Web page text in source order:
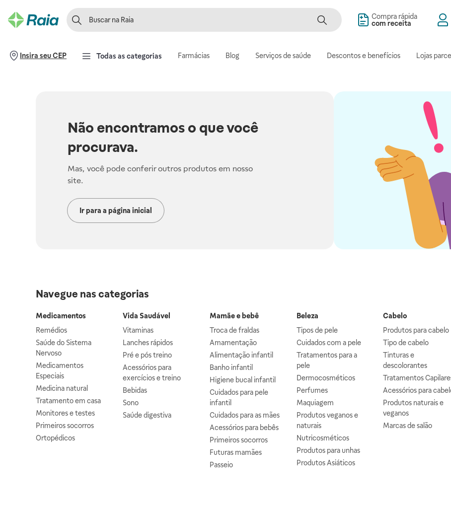
Compra rápida
com receita
Insira seu CEP Todas as categorias Farmácias Blog Serviços de saúde Descontos e benefícios Lojas
Não encontramos o que você
procurava.
Mas, você pode conferir outros produtos em nosso
site.
Ir para a página inicial
Navegue nas categorias
Medicamentos
Remédios
Saúde do Sistema
Nervoso
Medicamentos
Especiais
Medicina natural
Tratamento em casa
Monitores e testes
Primeiros socorros
Ortopédicos
Vida Saudável
Vitaminas
Lanches rápidos
Pré e pós treino
Acessórios para
exercícios e treino
Bebidas
Sono
Saúde digestiva
Mamãe e bebê
Troca de fraldas
Amamentação
Alimentação infantil
Banho infantil
Higiene bucal infantil
Cuidados para pele
infantil
Cuidados para as mães
Acessórios para bebês
Primeiros socorros
Futuras mamães
Passeio
Beleza
Tipos de pele
Cuidados com a pele
Tratamentos para a
pele
Dermocosméticos
Perfumes
Maquiagem
Produtos veganos e
naturais
Nutricosméticos
Produtos para unhas
Produtos Asiáticos
Cabelo
Produtos para cabelo
Tipo de cabelo
Tinturas e
descolorantes
Tratamentos
Acessórios para
Produtos naturais e
veganos
Marcas de salão